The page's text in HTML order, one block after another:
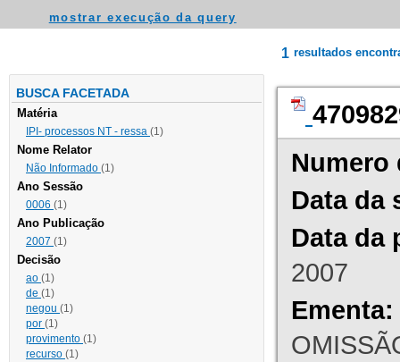
mostrar execução da query
BUSCA FACETADA
Matéria
IPI- processos NT - ressa (1)
Nome Relator
Não Informado (1)
Ano Sessão
0006 (1)
Ano Publicação
2007 (1)
Decisão
ao (1)
de (1)
negou (1)
por (1)
provimento (1)
recurso (1)
1 resultados
Numero
Data da
Data da
2007
Ementa: